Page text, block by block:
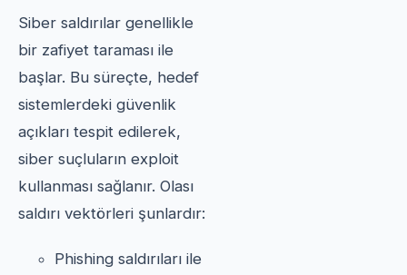
Siber saldırılar genellikle
bir zafiyet taraması ile
başlar. Bu süreçte, hedef
sistemlerdeki güvenlik
açıkları tespit edilerek,
siber suçluların exploit
kullanması sağlanır. Olası
saldırı vektörleri şunlardır:
Phishing saldırıları ile